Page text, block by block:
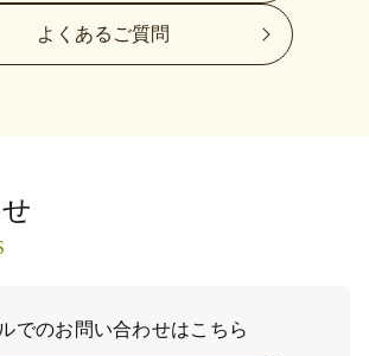
よくあるご質問
でのお問い合わせはこちら